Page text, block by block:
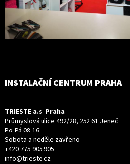
INSTALAČNÍ CENTRUM PRAHA
TRIESTE a.s. Praha
Průmyslová ulice 492/28, 252 61 Jeneč
Po-Pá 08-16
Sobota a neděle zavřeno
+420 775 905 905
info@trieste.cz